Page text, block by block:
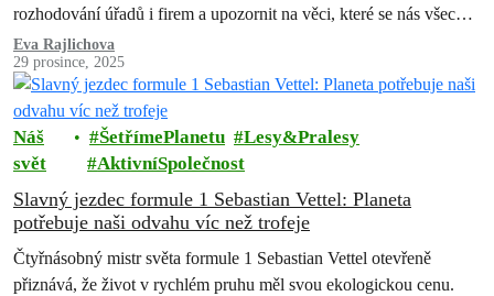
rozhodování úřadů i firem a upozornit na věci, které se nás všech
dotýkají – ovzduší, lesy i životní prostředí kolem nás. Děkujeme
každému, kdo se jakkoli zapojil. Bez vás bychom následujících
úspěchů nedosáhli.
Eva Rajlichova
29 prosince, 2025
Náš
svět
ŠetřímePlanetu
Lesy&Pralesy
AktivníSpolečnost
Slavný jezdec formule 1 Sebastian Vettel: Planeta
potřebuje naši odvahu víc než trofeje
Čtyřnásobný mistr světa formule 1 Sebastian Vettel otevřeně
přiznává, že život v rychlém pruhu měl svou ekologickou cenu.